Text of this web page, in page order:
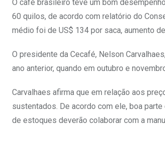
O café brasileiro teve um bom
60 quilos, de acordo com relatório do
médio foi de US$ 134 por saca, aumento
O presidente da Cecafé, Nelson
ano anterior, quando em outubro e
Carvalhaes afirma que em relação aos
sustentados. De acordo com ele, boa
de estoques deverão colaborar com a